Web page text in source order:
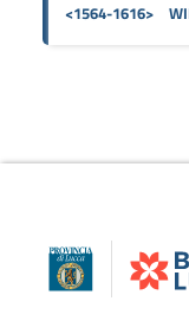
<1564-1616>